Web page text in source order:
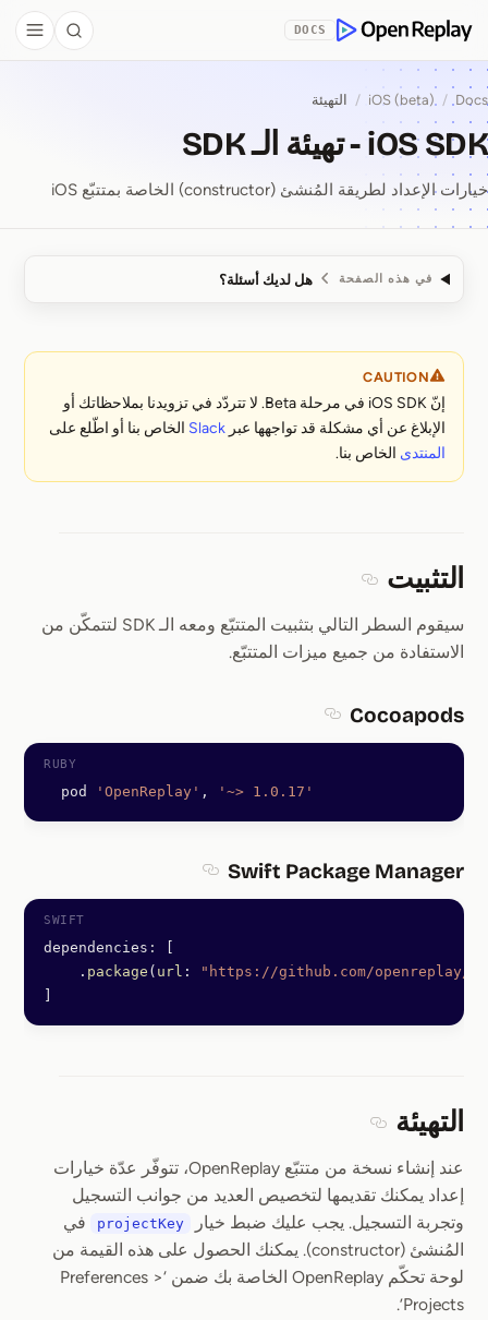
OpenReplay
DOCS
Search
Docs
/
iOS (beta)
/ التهيئة
iOS SDK - تهيئة الـ SDK
خيارات الإعداد لطريقة المُنشئ (constructor) الخاصة بمتتبّع iOS
في هذه الصفحة هل لديك أسئلة؟
iOS SDK ⁠-⁠ تهيئة الـ SDK
CAUTION
إنّ iOS SDK في مرحلة Beta. لا تتردّد في تزويدنا بملاحظاتك أو
الإبلاغ عن أي مشكلة قد تواجهها عبر Slack الخاص بنا أو اطّلع على
المنتدى الخاص بنا.
التثبيت
سيقوم السطر التالي بتثبيت المتتبّع ومعه الـ SDK لتتمكّن من
الاستفادة من جميع ميزات المتتبّع.
Cocoapods
  pod
'OpenReplay' , '~> 1.0.17'
Swift Package Manager
dependencies :
    .
package ( url :
"https://github.com/openreplay/
التهيئة
عند إنشاء نسخة من متتبّع OpenReplay، تتوفّر عدّة خيارات
إعداد يمكنك تقديمها لتخصيص العديد من جوانب التسجيل
وتجربة التسجيل. يجب عليك ضبط خيار
projectKey
في
المُنشئ (constructor). يمكنك الحصول على هذه القيمة من
لوحة تحكّم OpenReplay الخاصة بك ضمن ‘Preferences >
Projects’.